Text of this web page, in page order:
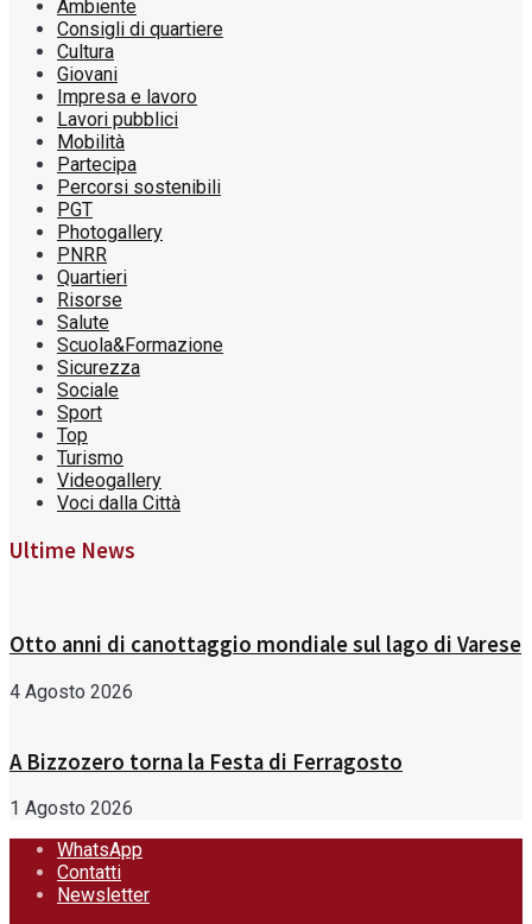
Ambiente
Consigli di quartiere
Cultura
Giovani
Impresa e lavoro
Lavori pubblici
Mobilità
Partecipa
Percorsi sostenibili
PGT
Photogallery
PNRR
Quartieri
Risorse
Salute
Scuola&Formazione
Sicurezza
Sociale
Sport
Top
Turismo
Videogallery
Voci dalla Città
Ultime News
Otto anni di canottaggio mondiale sul lago di Varese
4 Agosto 2026
A Bizzozero torna la Festa di Ferragosto
1 Agosto 2026
WhatsApp
Contatti
Newsletter